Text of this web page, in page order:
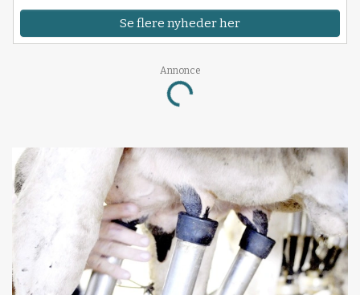
Se flere nyheder her
Annonce
Loading...